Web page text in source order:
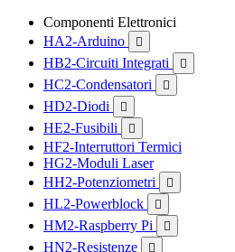
Componenti Elettronici
HA2-Arduino

HB2-Circuiti Integrati 
HC2-Condensatori 
HD2-Diodi 
HE2-Fusibili 
HF2-Interruttori Termici
HG2-Moduli Laser
HH2-Potenziometri

HL2-Powerblock 
HM2-Raspberry Pi 
HN2-Resistenze 